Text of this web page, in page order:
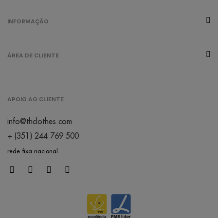
INFORMAÇÃO
ÁREA DE CLIENTE
APOIO AO CLIENTE
info@thclothes.com
+ (351) 244 769 500
rede fixa nacional